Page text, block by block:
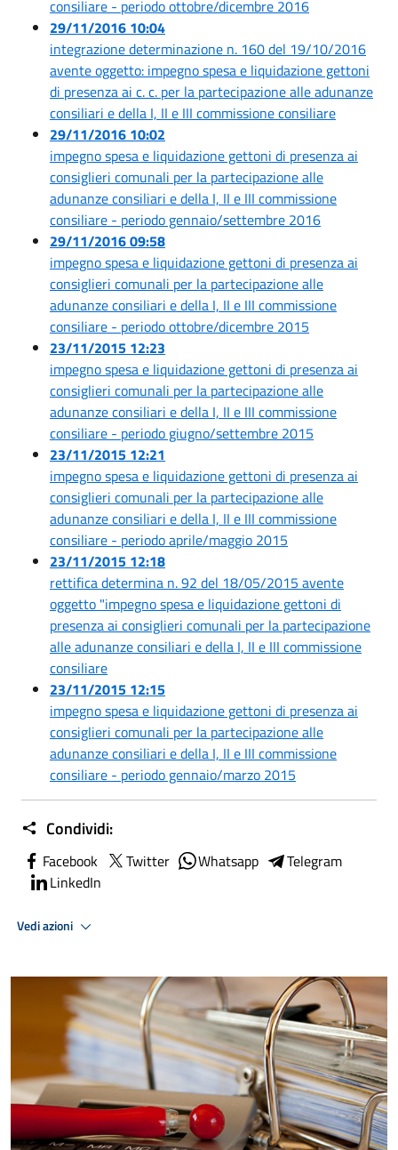
consiliare - periodo ottobre/dicembre 2016
29/11/2016 10:04
integrazione determinazione n. 160 del 19/10/2016
avente oggetto: impegno spesa e liquidazione gettoni
di presenza ai c. c. per la partecipazione alle adunanze
consiliari e della I, II e III commissione consiliare
29/11/2016 10:02
impegno spesa e liquidazione gettoni di presenza ai
consiglieri comunali per la partecipazione alle
adunanze consiliari e della I, II e III commissione
consiliare - periodo gennaio/settembre 2016
29/11/2016 09:58
impegno spesa e liquidazione gettoni di presenza ai
consiglieri comunali per la partecipazione alle
adunanze consiliari e della I, II e III commissione
consiliare - periodo ottobre/dicembre 2015
23/11/2015 12:23
impegno spesa e liquidazione gettoni di presenza ai
consiglieri comunali per la partecipazione alle
adunanze consiliari e della I, II e III commissione
consiliare - periodo giugno/settembre 2015
23/11/2015 12:21
impegno spesa e liquidazione gettoni di presenza ai
consiglieri comunali per la partecipazione alle
adunanze consiliari e della I, II e III commissione
consiliare - periodo aprile/maggio 2015
23/11/2015 12:18
rettifica determina n. 92 del 18/05/2015 avente
oggetto "impegno spesa e liquidazione gettoni di
presenza ai consiglieri comunali per la partecipazione
alle adunanze consiliari e della I, II e III commissione
consiliare
23/11/2015 12:15
impegno spesa e liquidazione gettoni di presenza ai
consiglieri comunali per la partecipazione alle
adunanze consiliari e della I, II e III commissione
consiliare - periodo gennaio/marzo 2015
Condividi:
Facebook Twitter Whatsapp
Telegram
LinkedIn
Vedi azioni